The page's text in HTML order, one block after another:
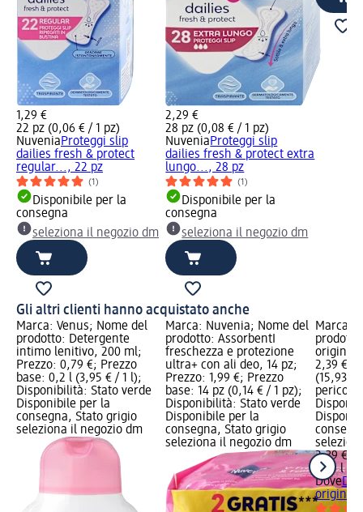
1,29 €
22 pz (0,06 € / 1 pz)
NuveniaProteggi slip
dailies fresh & protect
regular..., 22 pz
(1)
Disponibile per la
consegna
seleziona il negozio dm
2,29 €
28 pz (0,08 € / 1 pz)
NuveniaProteggi slip
dailies fresh & protect extra
lungo..., 28 pz
(1)
Disponibile per la
consegna
seleziona il negozio dm
Gli altri clienti hanno acquistato anche
Marca: Venus; Nome del
prodotto: Detergente
intimo lenitivo, 200 ml;
Prezzo: 0,79 €; Prezzo
base: 0,2 l (3,95 € / 1 l);
Disponibilità: Stato verde
Disponibile per la
consegna, Stato grigio
seleziona il negozio dm
Marca: Nuvenia; Nome del
prodotto: AssorbentI
freschezza e protezione
ultra+ con ali deo, 14 pz;
Prezzo: 1,99 €; Prezzo
base: 14 pz (0,14 € / 1 pz);
Disponibilità: Stato verde
Disponibile per la
consegna, Stato grigio
seleziona il negozio dm
Marca:
original,
2,39 €;
(15,93 €
2,39 €
0,15 l
Dove
original,